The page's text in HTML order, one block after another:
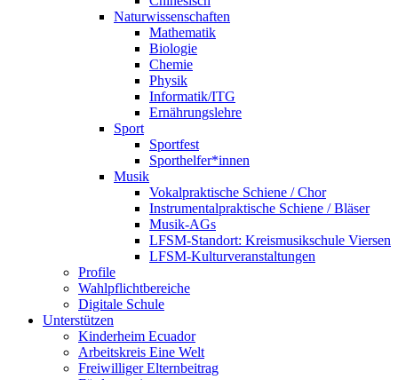
Naturwissenschaften
Mathematik
Biologie
Chemie
Physik
Informatik/ITG
Ernährungslehre
Sport
Sportfest
Sporthelfer*innen
Musik
Vokalpraktische Schiene / Chor
Instrumentalpraktische Schiene / Bläser
Musik-AGs
LFSM-Standort: Kreismusikschule Viersen
LFSM-Kulturveranstaltungen
Profile
Wahlpflichtbereiche
Digitale Schule
Unterstützen
Kinderheim Ecuador
Arbeitskreis Eine Welt
Freiwilliger Elternbeitrag